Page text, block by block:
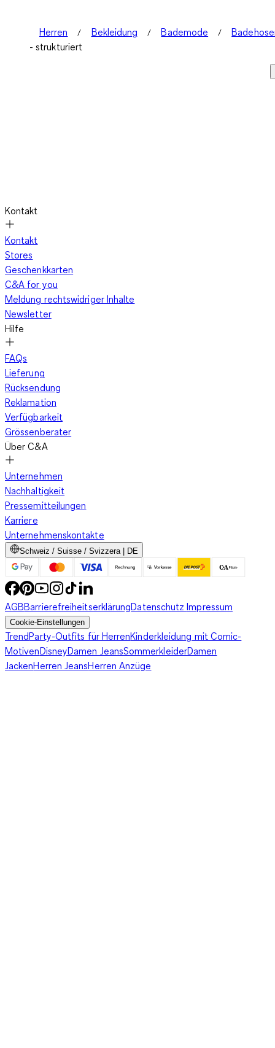
Herren Bekleidung Bademode
- strukturiert
Kontakt
Kontakt
Stores
Geschenkkarten
C&A for you
Meldung rechtswidriger Inhalte
Newsletter
Hilfe
FAQs
Lieferung
Rücksendung
Reklamation
Verfügbarkeit
Grössenberater
Über C&A
Unternehmen
Nachhaltigkeit
Pressemitteilungen
Karriere
Unternehmenskontakte
Schweiz / Suisse / Svizzera | DE
AGBBarrierefreiheitserklärungDatenschutzImpressum
Cookie-Einstellungen
TrendParty-Outfits für HerrenKinderkleidung mit Comic-
MotivenDisneyDamen JeansSommerkleiderDamen
JackenHerren JeansHerren Anzüge